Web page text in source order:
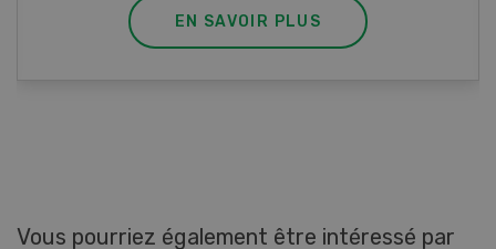
EN SAVOIR PLUS
Vous pourriez également être intéressé par